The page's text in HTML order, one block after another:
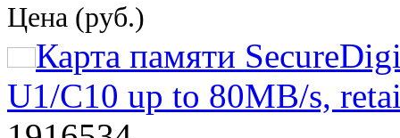
Цена (руб.)
Карта памяти
U1/C10 up to 80MB/s,